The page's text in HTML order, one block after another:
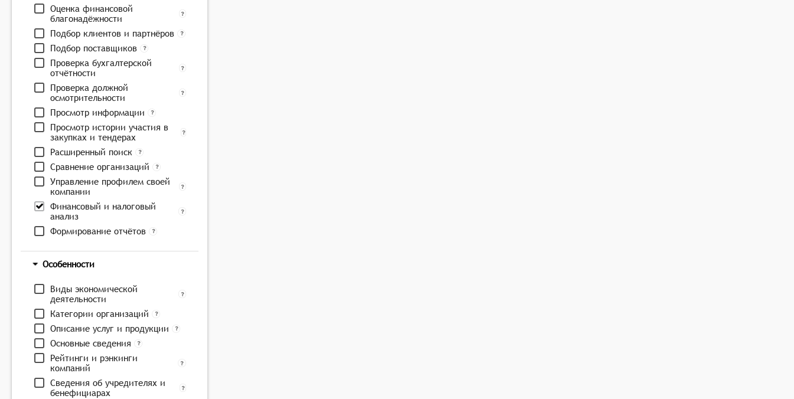
Оценка финансовой
благонадёжности
Подбор клиентов и партнёров
Подбор поставщиков
Проверка бухгалтерской
отчётности
Проверка должной
осмотрительности
Просмотр информации
Просмотр истории участия в
закупках и тендерах
Расширенный поиск
Сравнение организаций
Управление профилем своей
компании
Финансовый и налоговый
анализ
Формирование отчётов
Особенности
Виды экономической
деятельности
Категории организаций
Описание услуг и продукции
Основные сведения
Рейтинги и рэнкинги
компаний
Сведения об учредителях и
бенефициарах